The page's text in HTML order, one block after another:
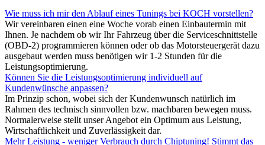
Wie muss ich mir den Ablauf eines Tunings bei KOCH vorstellen?
Wir vereinbaren einen eine Woche vorab einen Einbautermin mit
Ihnen. Je nachdem ob wir Ihr Fahrzeug über die Serviceschnittstelle
(OBD-2) programmieren können oder ob das Motorsteuergerät dazu
ausgebaut werden muss benötigen wir 1-2 Stunden für die
Leistungsoptimierung.
Können Sie die Leistungsoptimierung individuell auf
Kundenwünsche anpassen?
Im Prinzip schon, wobei sich der Kundenwunsch natürlich im
Rahmen des technisch sinnvollen bzw. machbaren bewegen muss.
Normalerweise stellt unser Angebot ein Optimum aus Leistung,
Wirtschaftlichkeit und Zuverlässigkeit dar.
Mehr Leistung - weniger Verbrauch durch Chiptuning! Stimmt das